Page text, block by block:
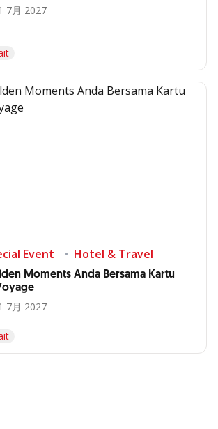
7月 2027
Event Hotel & Travel
Moments Anda Bersama Kartu
7月 2027